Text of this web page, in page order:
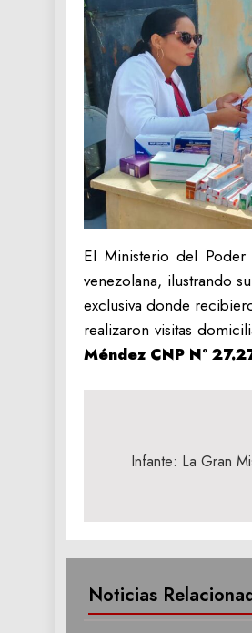
El Ministerio del
venezolana, ilustrando
exclusiva donde
realizaron visitas
Méndez CNP N°
Infante: La Gran
Noticias